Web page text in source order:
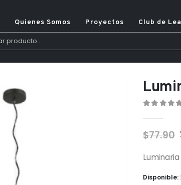
Quienes Somos Proyectos Club de
$77.90
Disponible: